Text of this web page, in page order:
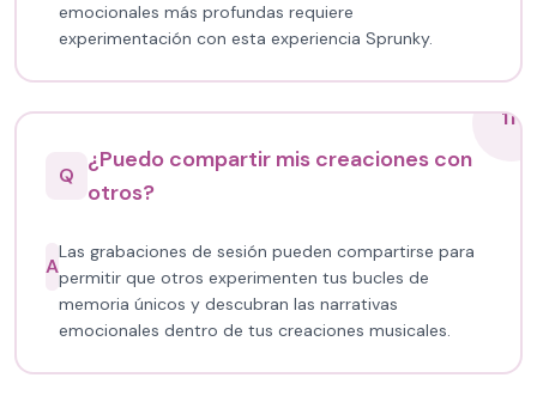
emocionales más profundas requiere
experimentación con esta experiencia Sprunky.
11
Q
¿Puedo compartir mis creaciones con
otros?
A
Las grabaciones de sesión pueden compartirse para
permitir que otros experimenten tus bucles de
memoria únicos y descubran las narrativas
emocionales dentro de tus creaciones musicales.